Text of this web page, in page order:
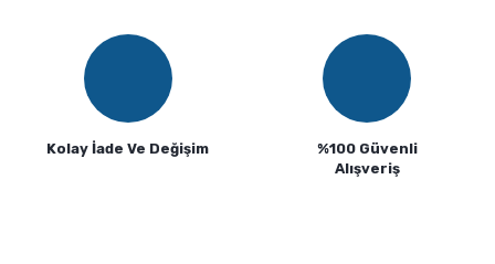
Kolay İade Ve Değişim
%100 Güvenli
Alışveriş